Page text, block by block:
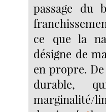
passage du
ce que la
désigne de
en propre.
durable,
marginalité/